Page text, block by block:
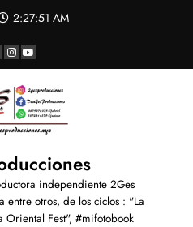
2:27:51 AM
independiente 2Ges
entre otros, de los ciclos : "La
Oriental Fest", #mifotobook